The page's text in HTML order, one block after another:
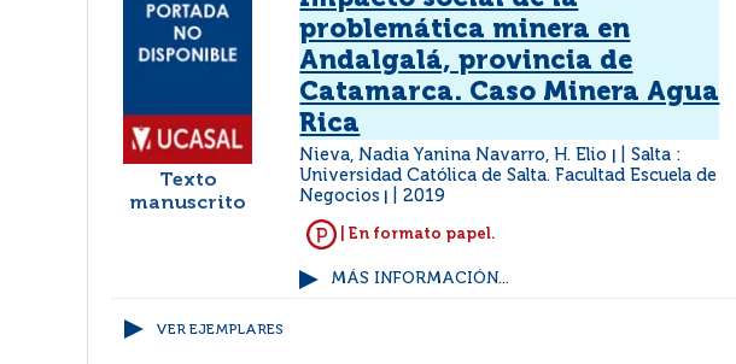
Texto
manuscrito
problemática minera en
Andalgalá, provincia de
Catamarca. Caso Minera Agua
Rica
Nieva, Nadia Yanina Navarro, H. Elio
Salta :
Universidad Católica de Salta. Facultad Escuela de
Negocios
2019
| En formato papel.
MÁS INFORMACIÓN...
VER EJEMPLARES